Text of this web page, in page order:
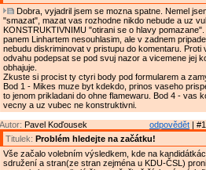
Dobra, vyjadril jsem se mozna spatne. Nemel
"smazat", mazat vas rozhodne nikdo nebude a uz
KONSTRUKTIVNIMU "otirani se o hlavy
panem Linhartem nesouhlasim, ale v zadnem
nebudu diskriminovat v pristupu do komentaru. Proti
odvahu podepsat se pod svuj nazor a vicemene jej
obhajuje.
Zkuste si procist ty ctyri body pod formularem a
Bod 1 - Mikes muze byt kdekdo, prinos vaseho
to jenom prikladani do ohne flamewaru. Bod 4 - vas
vecny a uz vubec ne konstruktivni.
odpovědět |
Autor: Pavel Koďousek
Titulek: Problém hledejte na začátku!
Vše začalo volebním výsledkem, kde na
sdružení a stran(ze stran zejména u KDU-ČSL)